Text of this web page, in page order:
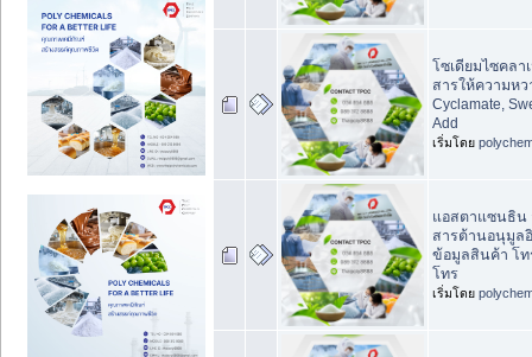
โซเดียมไซคลา
สารให้ความหว
Cyclamate,
Add
เริ่มโดย
แอสตาแซนธิน
สารต้านอนุมูล
ข้อมูลสินค้า โท
โทร
เริ่มโดย